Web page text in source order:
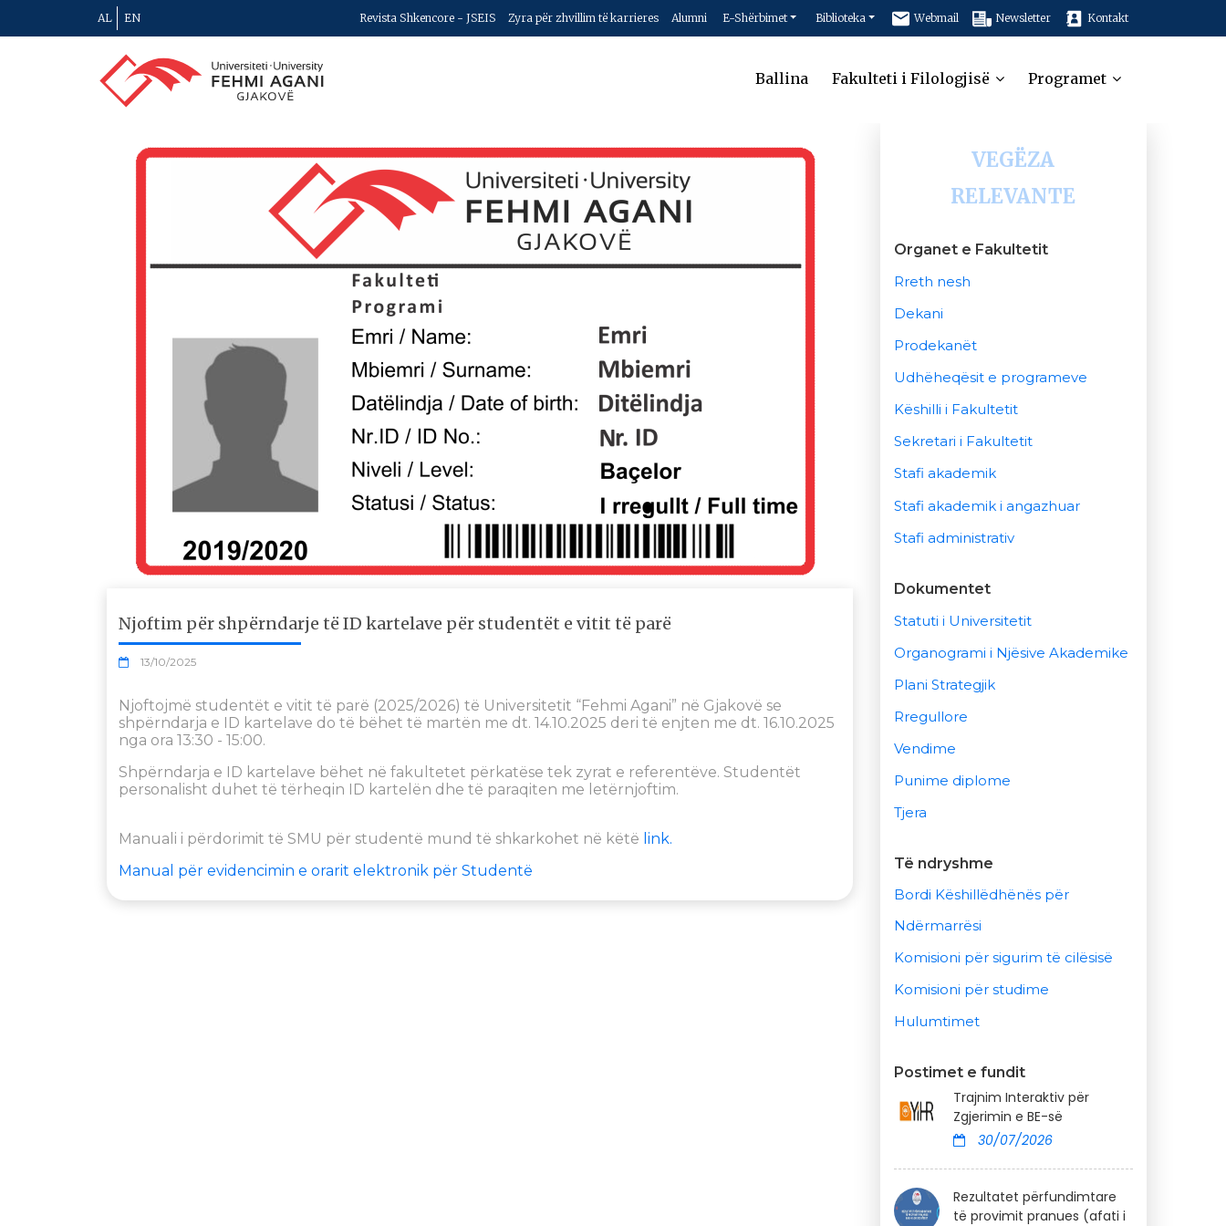
AL EN Revista Shkencore - JSEIS Zyra për zhvillim të karrieres Alumni E-Shërbimet Biblioteka Webmail Newsletter Kontakt
Ballina Fakulteti i Filologjisë Programet
Njoftim për shpërndarje të ID kartelave për studentët e vitit të parë
13/10/2025
Njoftojmë studentët e vitit të parë (2025/2026) të Universitetit “Fehmi Agani” në Gjakovë se
shpërndarja e ID kartelave do të bëhet të martën me dt. 14.10.2025 deri të enjten me dt. 16.10.2025
nga ora 13:30 - 15:00.
Shpërndarja e ID kartelave bëhet në fakultetet përkatëse tek zyrat e referentëve. Studentët
personalisht duhet të tërheqin ID kartelën dhe të paraqiten me letërnjoftim.
Manuali i përdorimit të SMU për studentë mund të shkarkohet në këtë link.
Manual për evidencimin e orarit elektronik për Studentë
VEGËZA
RELEVANTE
Organet e Fakultetit
Rreth nesh
Dekani
Prodekanët
Udhëheqësit e programeve
Këshilli i Fakultetit
Sekretari i Fakultetit
Stafi akademik
Stafi akademik i angazhuar
Stafi administrativ
Dokumentet
Statuti i Universitetit
Organogrami i Njësive Akademike
Plani Strategjik
Rregullore
Vendime
Punime diplome
Tjera
Të ndryshme
Bordi Këshillëdhënës për
Ndërmarrësi
Komisioni për sigurim të cilësisë
Komisioni për studime
Hulumtimet
Postimet e fundit
Trajnim Interaktiv për
Zgjerimin e BE-së
30/07/2026
Rezultatet përfundimtare
të provimit pranues (afati i